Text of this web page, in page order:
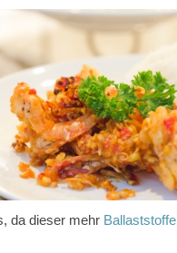
da dieser mehr Ballaststoffe